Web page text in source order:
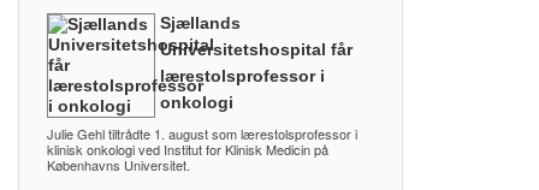
Sjællands
Universitetshospital får
lærestolsprofessor i
onkologi
Julie Gehl tiltrådte 1. august som lærestolsprofessor i
klinisk onkologi ved Institut for Klinisk Medicin på
Københavns Universitet.